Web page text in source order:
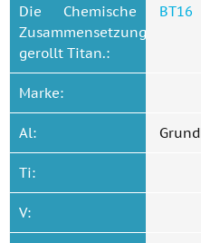
Die Chemische
Zusammensetzung
gerollt Titan.:
ВТ16
Marke:
Al:
Ti:
V: